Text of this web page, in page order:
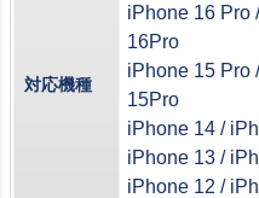
対応機種
iPhone 16 Pro
16Pro
iPhone 15 Pro
15Pro
iPhone 14 /
iPhone 13 /
iPhone 12 /